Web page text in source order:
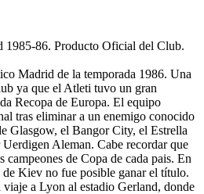
1985-86. Producto Oficial del Club.
Madrid de la temporada 1986. Una
ya que el Atleti tuvo un gran
Recopa de Europa. El equipo
tras eliminar a un enemigo conocido
Glasgow, el Bangor City, el Estrella
Aleman. Cabe recordar que
campeones de Copa de cada pais. En
Kiev no fue posible ganar el título.
a Lyon al estadio Gerland, donde